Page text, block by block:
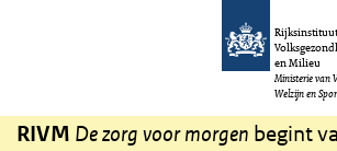
Overslaan en naar de inhoud gaan
en Milieu
Ministerie van
Welzijn en
RIVM De zorg voor morgen begint